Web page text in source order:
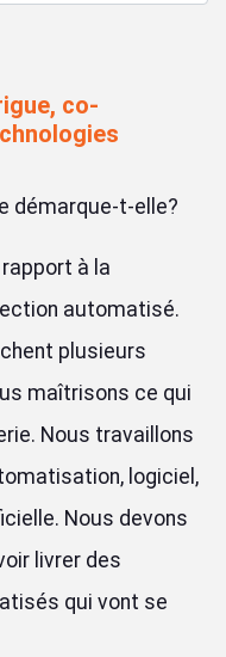
co-
démarque-t-elle?
à la
automatisé.
plusieurs
maîtrisons ce qui
Nous travaillons
logiciel,
Nous devons
livrer des
qui vont se